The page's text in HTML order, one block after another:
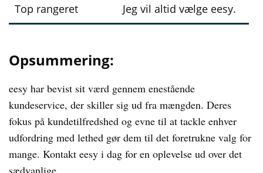
Top rangeret Jeg vil altid vælge eesy.
Opsummering:
eesy har bevist sit værd gennem enestående
kundeservice, der skiller sig ud fra mængden. Deres
fokus på kundetilfredshed og evne til at tackle enhver
udfordring med lethed gør dem til det foretrukne valg for
mange. Kontakt eesy i dag for en oplevelse ud over det
sædvanlige.